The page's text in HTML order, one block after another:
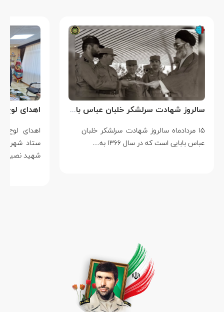
سالروز شهادت سرلشکر خلبان عباس بابایی
۱۵ مردادماه سالروز شهادت سرلشکر خلبان
عباس بابایی است که در سال ۱۳۶۶ به…
شهید